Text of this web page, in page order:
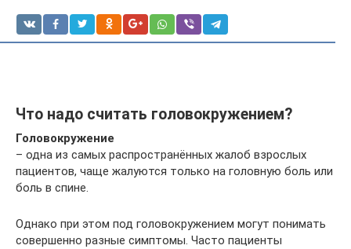
Что надо считать головокружением?
Головокружение
– одна из самых распространённых жалоб взрослых
пациентов, чаще жалуются только на головную боль или
боль в спине.
Однако при этом под головокружением могут понимать
совершенно разные симптомы. Часто пациенты